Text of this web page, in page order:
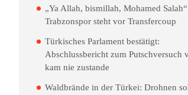
„Ya Allah, bismillah, Mohamed
Trabzonspor steht vor Transfercoup
Türkisches Parlament bestätigt:
Abschlussbericht zum Putschversuch
kam nie zustande
Waldbrände in der Türkei: Drohnen